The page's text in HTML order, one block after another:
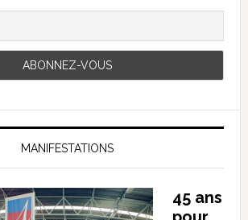
MANIFESTATIONS
45 ans